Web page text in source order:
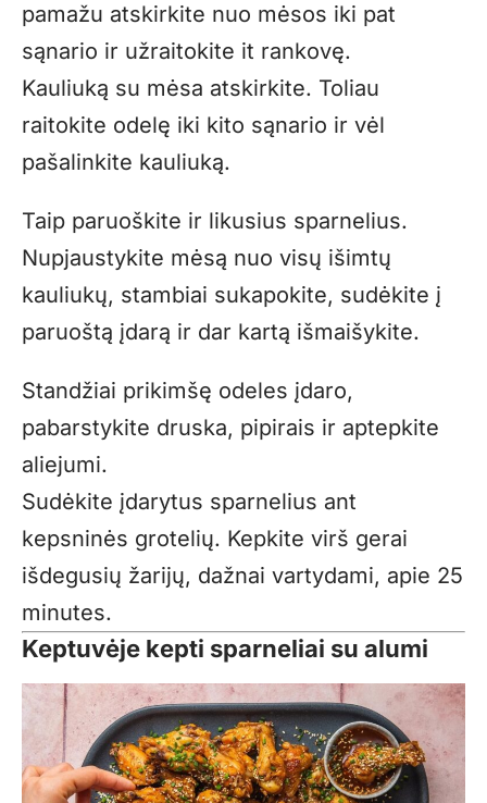
pamažu atskirkite nuo mėsos iki pat
sąnario ir užraitokite it rankovę.
Kauliuką su mėsa atskirkite. Toliau
raitokite odelę iki kito sąnario ir vėl
pašalinkite kauliuką.
Taip paruoškite ir likusius sparnelius.
Nupjaustykite mėsą nuo visų išimtų
kauliukų, stambiai sukapokite, sudėkite į
paruoštą įdarą ir dar kartą išmaišykite.
Standžiai prikimšę odeles įdaro,
pabarstykite druska, pipirais ir aptepkite
aliejumi.
Sudėkite įdarytus sparnelius ant
kepsninės grotelių. Kepkite virš gerai
išdegusių žarijų, dažnai vartydami, apie 25
minutes.
Keptuvėje kepti sparneliai su alumi